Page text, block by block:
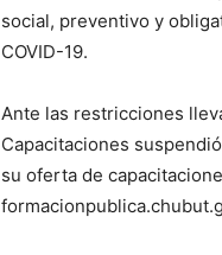
social, preventivo y
COVID-19.
Ante las restricciones
Capacitaciones
su oferta de